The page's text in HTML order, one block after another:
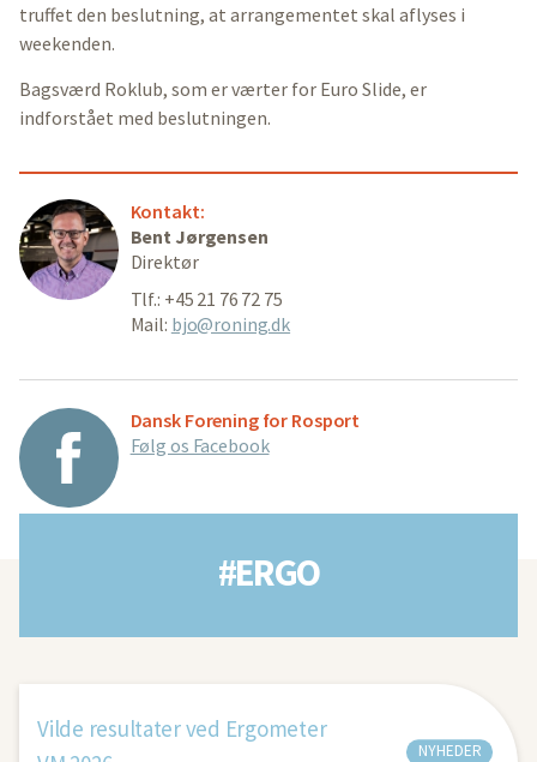
truffet den beslutning, at arrangementet skal aflyses i
weekenden.
Bagsværd Roklub, som er værter for Euro Slide, er
indforstået med beslutningen.
Kontakt:
Bent Jørgensen
Direktør
Tlf.: +45 21 76 72 75
Mail: bjo@roning.dk
Dansk Forening for Rosport
Følg os Facebook
#ERGO
Vilde resultater ved Ergometer
NYHEDER